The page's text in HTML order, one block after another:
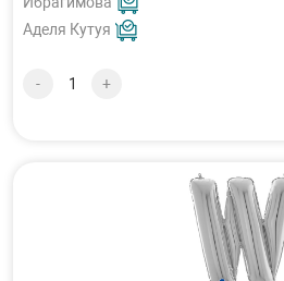
Аделя Кутуя
- +